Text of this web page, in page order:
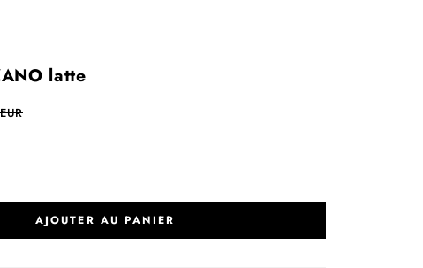
latte
AJOUTER AU PANIER